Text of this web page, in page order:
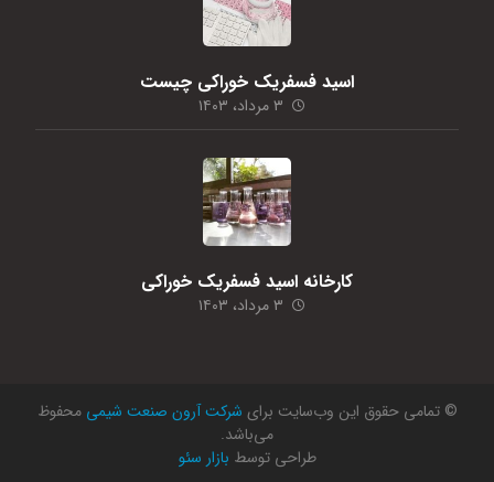
اسید فسفریک خوراکی چیست
۳ مرداد، ۱۴۰۳
کارخانه اسید فسفریک خوراکی
۳ مرداد، ۱۴۰۳
© تمامی حقوق این وب‌سایت برای شرکت آرون صنعت شیمی محفوظ
می‌باشد.
طراحی توسط بازار سئو